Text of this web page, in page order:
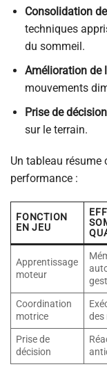
Consolidation
techniques
du sommeil.
Amélioration de
mouvements
Prise de
sur le terrain.
Un tableau résume
performance :
FONCTION
EN JEU
Apprentissage
moteur
Coordination
motrice
des
Prise de
décision